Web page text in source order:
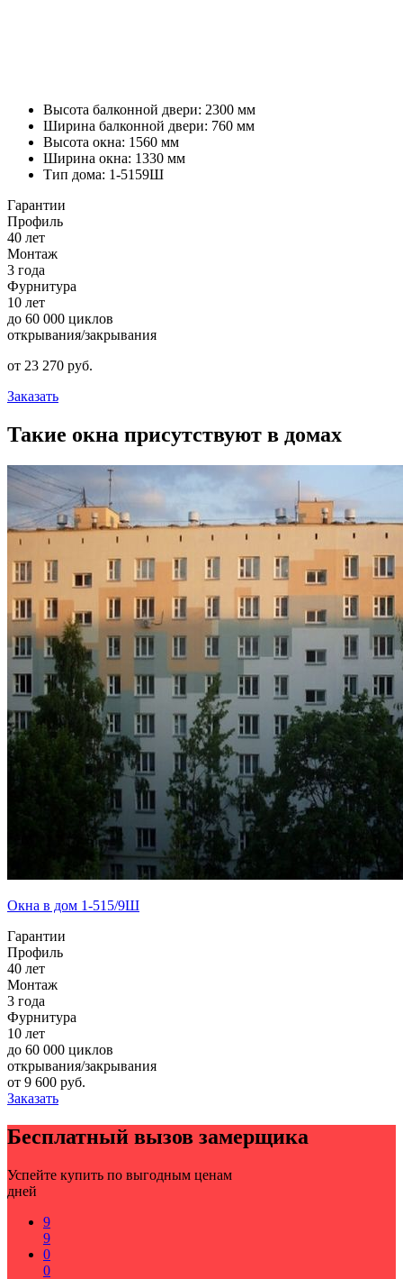
Высота балконной двери: 2300 мм
Ширина балконной двери: 760 мм
Высота окна: 1560 мм
Ширина окна: 1330 мм
Тип дома: 1-5159Ш
Гарантии
Профиль
40 лет
Монтаж
3 года
Фурнитура
10 лет
до 60 000 циклов
открывания/закрывания
от 23 270 pуб.
Заказать
Такие окна присутствуют в домах
Окна в дом 1-515/9Ш
Гарантии
Профиль
40 лет
Монтаж
3 года
Фурнитура
10 лет
до 60 000 циклов
открывания/закрывания
от 9 600 руб.
Заказать
Бесплатный вызов замерщика
Успейте купить по выгодным ценам
дней
9
9
0
0